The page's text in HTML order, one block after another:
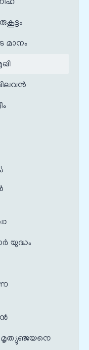
മാനം
യുദ്ധം